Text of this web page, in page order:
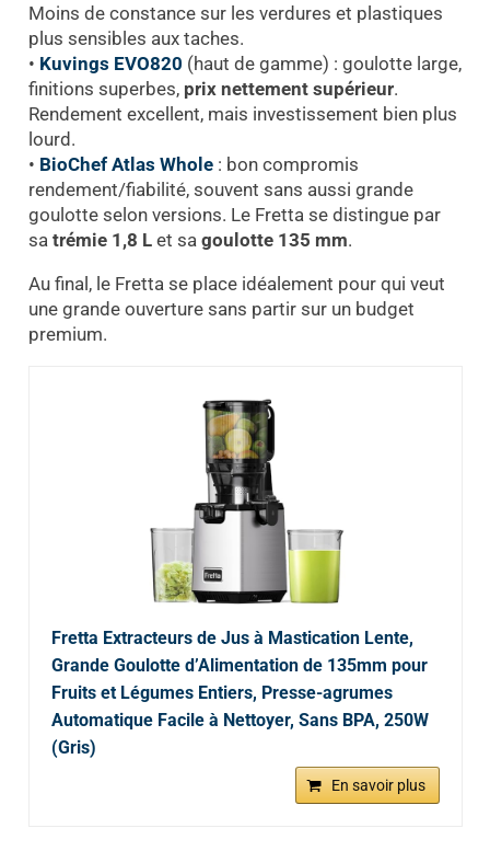
Moins de constance sur les verdures et plastiques
plus sensibles aux taches.
• Kuvings EVO820 (haut de gamme) : goulotte large,
finitions superbes, prix nettement supérieur.
Rendement excellent, mais investissement bien plus
lourd.
• BioChef Atlas Whole: bon compromis
rendement/fiabilité, souvent sans aussi grande
goulotte selon versions. Le Fretta se distingue par
sa trémie 1,8 Let sa goulotte 135 mm.
Au final, le Fretta se place idéalement pour qui veut
une grande ouverture sans partir sur un budget
premium.
Fretta Extracteurs de Jus à Mastication Lente,
Grande Goulotte d’Alimentation de 135mm pour
Fruits et Légumes Entiers, Presse-agrumes
Automatique Facile à Nettoyer, Sans BPA, 250W
(Gris)
En savoir plus